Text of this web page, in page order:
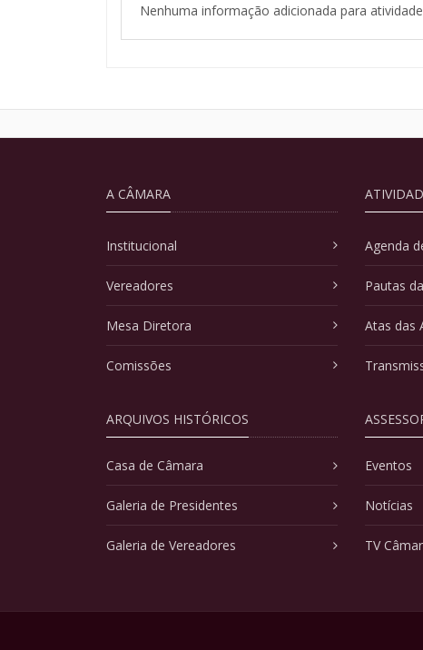
Nenhuma informação adicionada para
A CÂMARA
Institucional
Vereadores
Mesa Diretora
Comissões
ARQUIVOS HISTÓRICOS
Casa de Câmara
Galeria de Presidentes
Galeria de Vereadores
Agenda
Pautas
Atas das
Eventos
Notícias
TV